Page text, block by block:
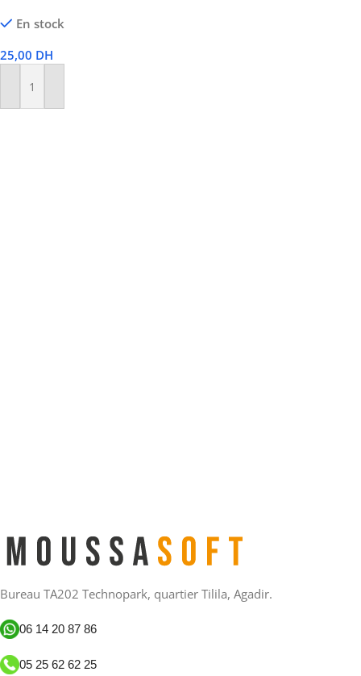
En stock
25,00 DH
Ajouter Au Panier
Bureau TA202 Technopark, quartier Tilila, Agadir.
06 14 20 87 86
05 25 62 62 25